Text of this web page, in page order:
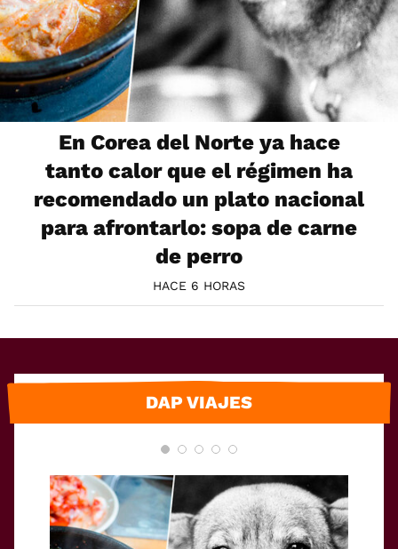
En Corea del Norte ya hace
tanto calor que el régimen ha
recomendado un plato nacional
para afrontarlo: sopa de carne
de perro
HACE 6 HORAS
DAP VIAJES